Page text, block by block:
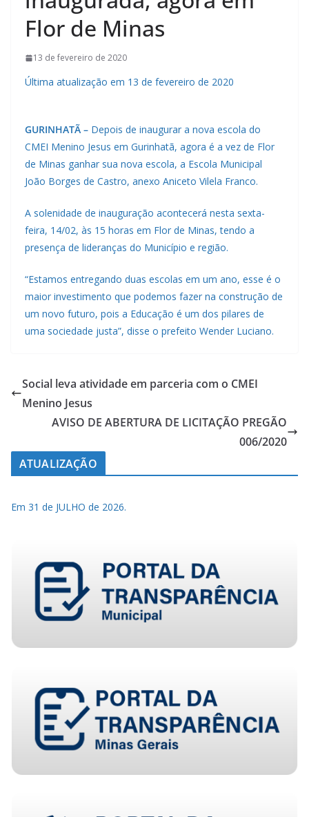
Flor de Minas
13 de fevereiro de 2020
Última atualização em 13 de fevereiro de 2020
GURINHATÃ – Depois de inaugurar a nova escola do
CMEI Menino Jesus em Gurinhatã, agora é a vez de Flor
de Minas ganhar sua nova escola, a Escola Municipal
João Borges de Castro, anexo Aniceto Vilela Franco.
A solenidade de inauguração acontecerá nesta sexta-
feira, 14/02, às 15 horas em Flor de Minas, tendo a
presença de lideranças do Município e região.
“Estamos entregando duas escolas em um ano, esse é o
maior investimento que podemos fazer na construção de
um novo futuro, pois a Educação é um dos pilares de
uma sociedade justa”, disse o prefeito Wender Luciano.
Social leva atividade em parceria com o CMEI
Menino Jesus
AVISO DE ABERTURA DE LICITAÇÃO PREGÃO
006/2020
ATUALIZAÇÃO
Em 31 de JULHO de 2026.